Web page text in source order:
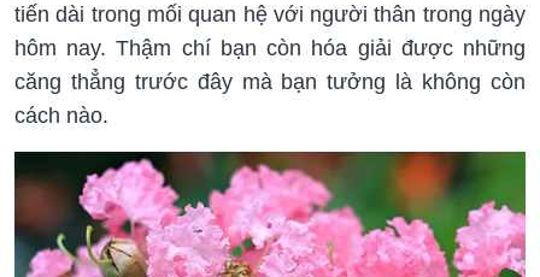
tiến dài trong mối quan hệ với người thân trong ngày
hôm nay. Thậm chí bạn còn hóa giải được những
căng thẳng trước đây mà bạn tưởng là không còn
cách nào.